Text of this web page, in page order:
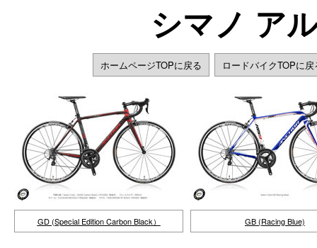
シマノ ア
ホームページTOPに戻る ロードバイクTOPに戻
GD (Special Edition Carbon Black） GB (Racing Blue)